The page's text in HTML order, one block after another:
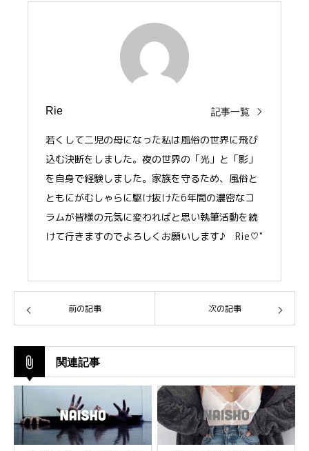
Rie 記事一覧
若くして二児の母になった私は風俗の世界に飛び
込む決断をしました。夜の世界の「光」と「影」
を自身で経験しました。家族を守るため、風俗と
ともにがむしゃらに駆け抜けた6年間の濃密なコ
ラムが皆様の元気に変わればと思い執筆活動を続
けて行きますのでよろしくお願いします♪ Rie♡"
前の記事 次の記事
関連記事